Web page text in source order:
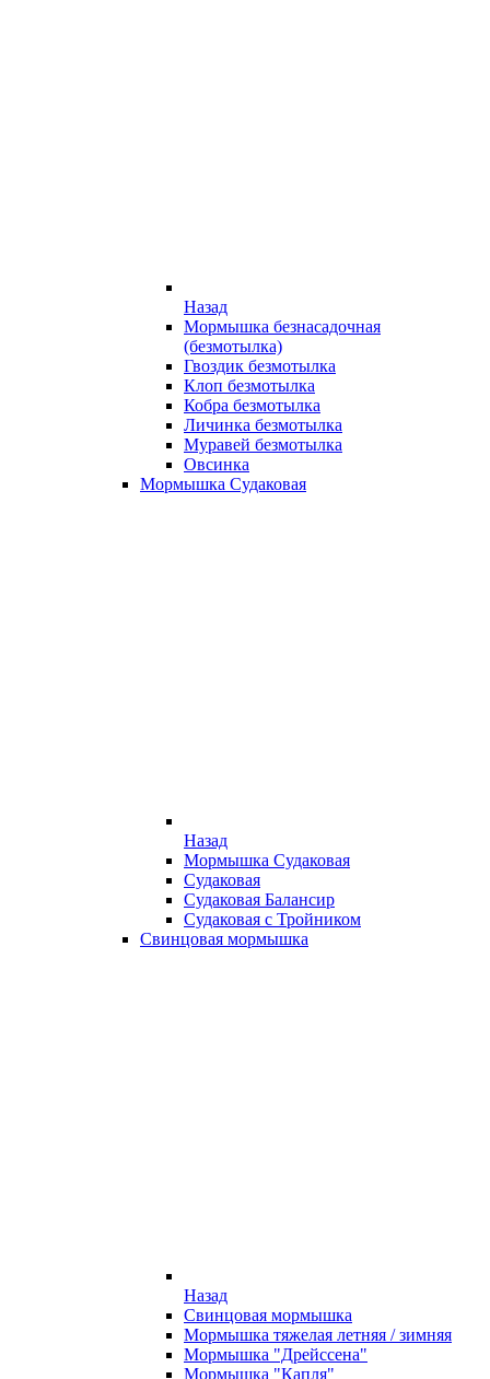
Назад
Мормышка безнасадочная
(безмотылка)
Гвоздик безмотылка
Клоп безмотылка
Кобра безмотылка
Личинка безмотылка
Муравей безмотылка
Овсинка
Мормышка Судаковая
Назад
Мормышка Судаковая
Судаковая
Судаковая Балансир
Судаковая с Тройником
Свинцовая мормышка
Назад
Свинцовая мормышка
Мормышка тяжелая летняя / зимняя
Мормышка "Дрейссена"
Мормышка "Капля"